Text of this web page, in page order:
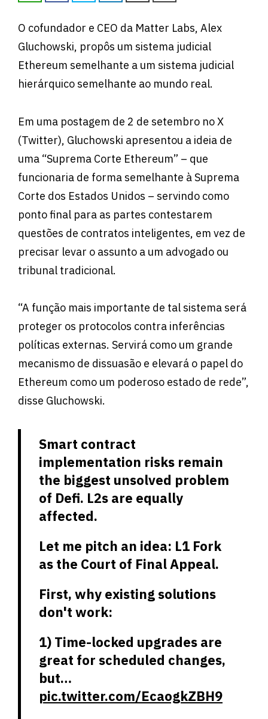
O cofundador e CEO da Matter Labs, Alex
Gluchowski, propôs um sistema judicial
Ethereum semelhante a um sistema judicial
hierárquico semelhante ao mundo real.
Em uma postagem de 2 de setembro no X
(Twitter), Gluchowski apresentou a ideia de
uma “Suprema Corte Ethereum” – que
funcionaria de forma semelhante à Suprema
Corte dos Estados Unidos – servindo como
ponto final para as partes contestarem
questões de contratos inteligentes, em vez de
precisar levar o assunto a um advogado ou
tribunal tradicional.
“A função mais importante de tal sistema será
proteger os protocolos contra inferências
políticas externas. Servirá como um grande
mecanismo de dissuasão e elevará o papel do
Ethereum como um poderoso estado de rede”,
disse Gluchowski.
Smart contract
implementation risks remain
the biggest unsolved problem
of Defi. L2s are equally
affected.
Let me pitch an idea: L1 Fork
as the Court of Final Appeal.
First, why existing solutions
don't work:
1) Time-locked upgrades are
great for scheduled changes,
but…
pic.twitter.com/EcaogkZBH9